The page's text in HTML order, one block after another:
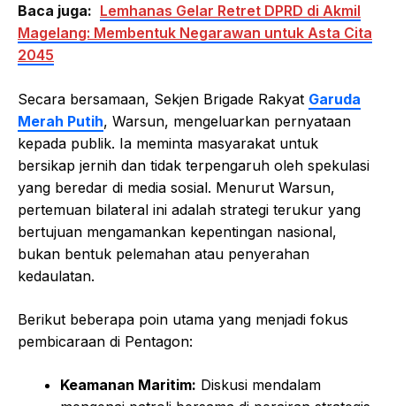
Baca juga: Lemhanas Gelar Retret DPRD di Akmil
Magelang: Membentuk Negarawan untuk Asta Cita
2045
Secara bersamaan, Sekjen Brigade Rakyat Garuda
Merah Putih, Warsun, mengeluarkan pernyataan
kepada publik. Ia meminta masyarakat untuk
bersikap jernih dan tidak terpengaruh oleh spekulasi
yang beredar di media sosial. Menurut Warsun,
pertemuan bilateral ini adalah strategi terukur yang
bertujuan mengamankan kepentingan nasional,
bukan bentuk pelemahan atau penyerahan
kedaulatan.
Berikut beberapa poin utama yang menjadi fokus
pembicaraan di Pentagon:
Keamanan Maritim: Diskusi mendalam